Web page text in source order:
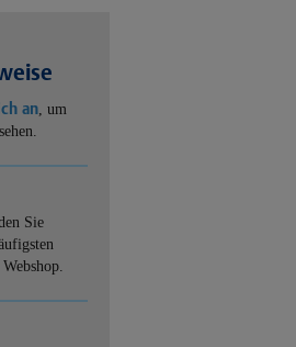
an, um
Sie